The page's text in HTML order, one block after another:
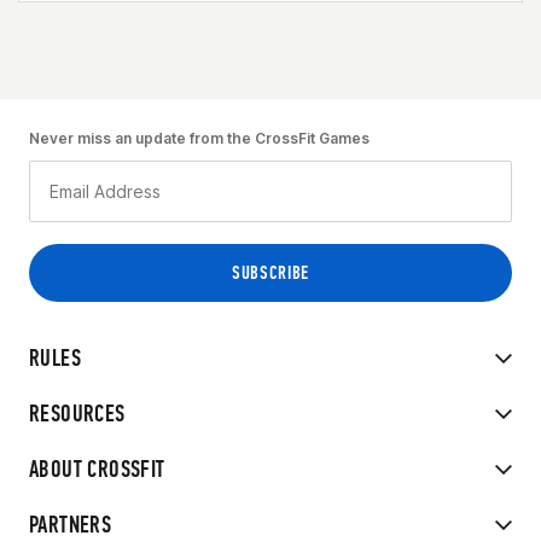
RULES
RESOURCES
ABOUT CROSSFIT
PARTNERS
Never miss an update from the CrossFit Games